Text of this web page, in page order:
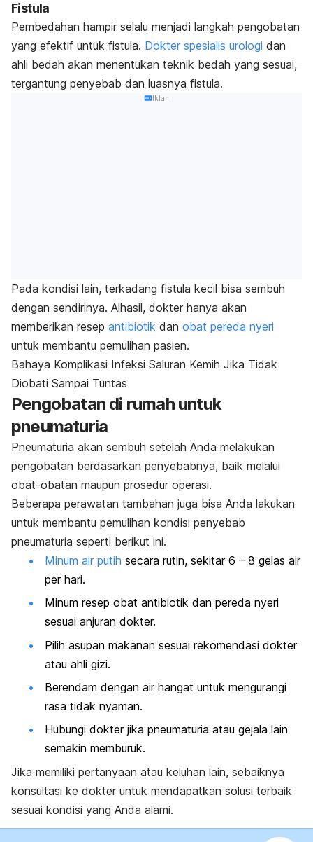
Fistula
Pembedahan hampir selalu menjadi langkah pengobatan
yang efektif untuk fistula. Dokter spesialis urologi dan
ahli bedah akan menentukan teknik bedah yang sesuai,
tergantung penyebab dan luasnya fistula.
Iklan
Pada kondisi lain, terkadang fistula kecil bisa sembuh
dengan sendirinya. Alhasil, dokter hanya akan
memberikan resep antibiotik dan obat pereda nyeri
untuk membantu pemulihan pasien.
Bahaya Komplikasi Infeksi Saluran Kemih Jika Tidak
Diobati Sampai Tuntas
Pengobatan di rumah untuk
pneumaturia
Pneumaturia akan sembuh setelah Anda melakukan
pengobatan berdasarkan penyebabnya, baik melalui
obat-obatan maupun prosedur operasi.
Beberapa perawatan tambahan juga bisa Anda lakukan
untuk membantu pemulihan kondisi penyebab
pneumaturia seperti berikut ini.
Minum air putih secara rutin, sekitar 6 – 8 gelas air
per hari.
Minum resep obat antibiotik dan pereda nyeri
sesuai anjuran dokter.
Pilih asupan makanan sesuai rekomendasi dokter
atau ahli gizi.
Berendam dengan air hangat untuk mengurangi
rasa tidak nyaman.
Hubungi dokter jika pneumaturia atau gejala lain
semakin memburuk.
Jika memiliki pertanyaan atau keluhan lain, sebaiknya
konsultasi ke dokter untuk mendapatkan solusi terbaik
sesuai kondisi yang Anda alami.